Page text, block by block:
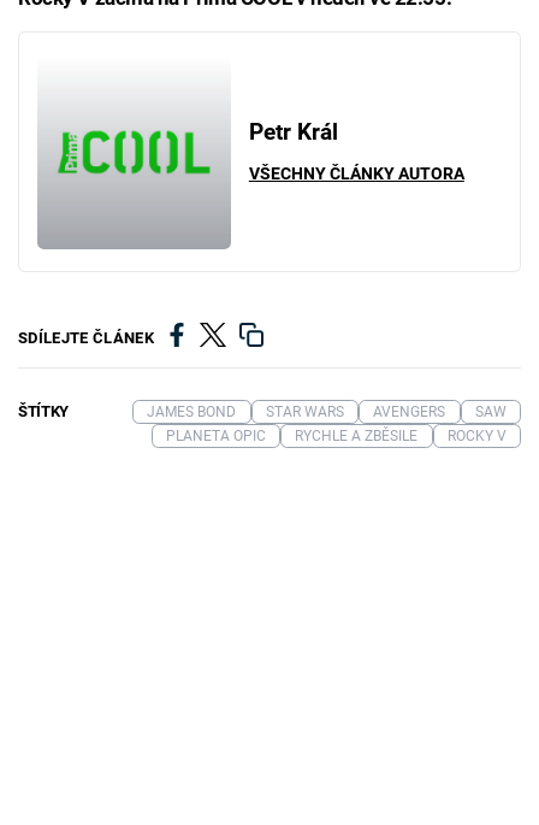
Petr Král
VŠECHNY ČLÁNKY AUTORA
SDÍLEJTE ČLÁNEK
ŠTÍTKY JAMES BOND STAR WARS AVENGERS
SAW
PLANETA OPIC
RYCHLE A ZBĚSILE ROCKY V